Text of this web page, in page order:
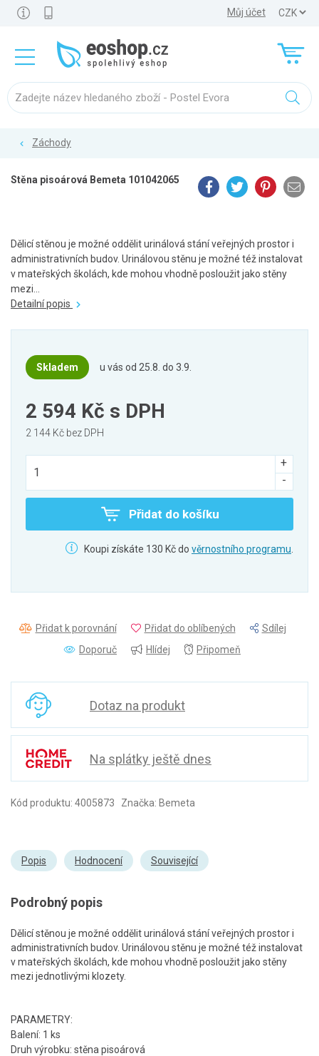
Můj účet
Záchody
Stěna pisoárová Bemeta 101042065
Dělicí stěnou je možné oddělit urinálová stání veřejných prostor i
administrativních budov. Urinálovou stěnu je možné též instalovat
v mateřských školách, kde mohou vhodně posloužit jako stěny
mezi...
Detailní popis
Skladem u vás od 25.8. do 3.9.
2 594 Kč s DPH
2 144 Kč bez DPH
Přidat do košíku
Koupi získáte 130 Kč do věrnostního programu
Přidat k porovnání Přidat do oblíbených
Sdílej
Doporuč
Hlídej Připomeň
Dotaz na produkt
Na splátky ještě dnes
Kód produktu: 4005873 Značka: Bemeta
Popis Hodnocení Související
Podrobný popis
Dělicí stěnou je možné oddělit urinálová stání veřejných prostor i
administrativních budov. Urinálovou stěnu je možné též instalovat
v mateřských školách, kde mohou vhodně posloužit jako stěny
mezi jednotlivými klozety.
PARAMETRY:
Balení: 1 ks
Druh výrobku: stěna pisoárová